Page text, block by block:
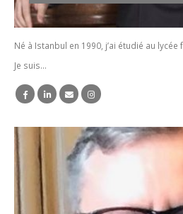
Né à Istanbul en 1990, j’ai étudié au
Je suis…